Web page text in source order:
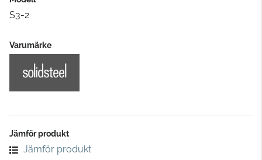
S3-2
Varumärke
Jämför produkt
Jämför produkt